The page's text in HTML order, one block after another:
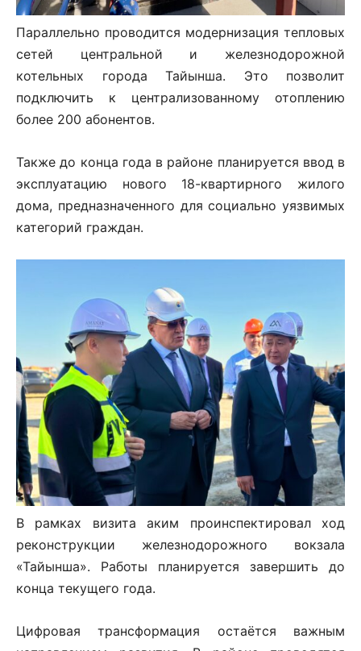
Параллельно проводится модернизация тепловых
сетей центральной и железнодорожной
котельных города Тайынша. Это позволит
подключить к централизованному отоплению
более 200 абонентов.
Также до конца года в районе планируется ввод в
эксплуатацию нового 18-квартирного жилого
дома, предназначенного для социально уязвимых
категорий граждан.
В рамках визита аким проинспектировал ход
реконструкции железнодорожного вокзала
«Тайынша». Работы планируется завершить до
конца текущего года.
Цифровая трансформация остаётся важным